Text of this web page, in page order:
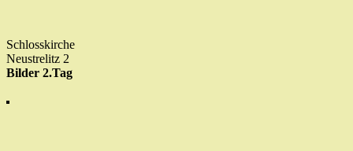
Schlosskirche
Neustrelitz 2
Bilder 2.Tag